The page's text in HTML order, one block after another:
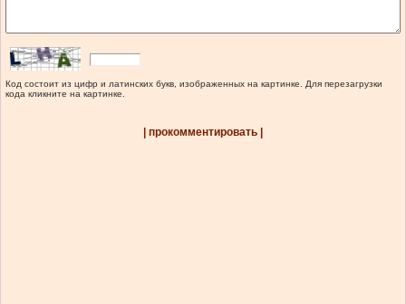
Код состоит из цифр и латинских букв, изображенных на картинке. Для перезагрузки
кода кликните на картинке.
| прокомментировать |